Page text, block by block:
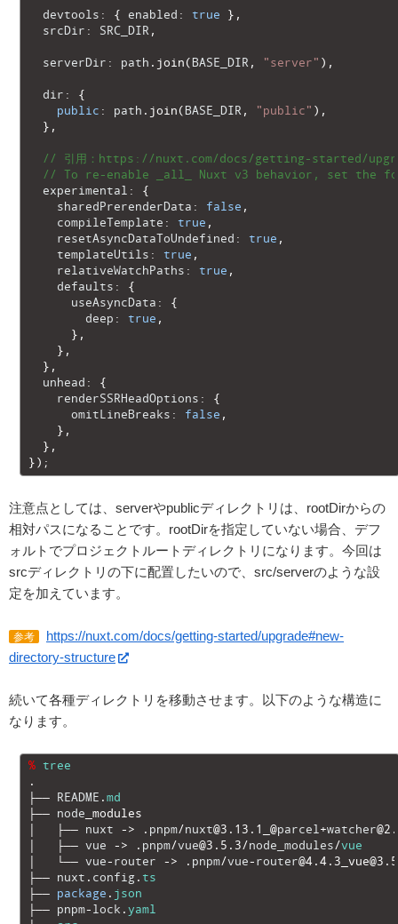
devtools : { enabled : true } ,
srcDir : SRC_DIR ,
serverDir : path . join ( BASE_DIR , "server" ) ,
dir :
{
public : path . join ( BASE_DIR , "public" ) ,
} ,
// 引用：https://nuxt.com/docs/getting-started/
// To re-enable _all_ Nuxt v3 behavior, set the
experimental :
{
sharedPrerenderData : false ,
compileTemplate : true ,
resetAsyncDataToUndefined : true ,
templateUtils : true ,
relativeWatchPaths : true ,
defaults :
{
useAsyncData :
{
deep : true ,
} ,
} ,
} ,
unhead :
{
renderSSRHeadOptions :
{
omitLineBreaks : false ,
} ,
} ,
} ) ;
注意点としては、serverやpublicディレクトリは、rootDirからの
相対パスになることです。rootDirを指定していない場合、デフ
ォルトでプロジェクトルートディレクトリになります。今回は
srcディレクトリの下に配置したいので、src/serverのような設
定を加えています。
参考
https://nuxt.com/docs/getting-started/upgrade#new-
directory-structure
続いて各種ディレクトリを移動させます。以下のような構造に
なります。
%
tree
.
├──
README . md
├──
node modules
├── nuxt -> . pnpm/nuxt@3.13.1_ @parcel+watcher@
├── vue -> . pnpm/vue@3.5.3/node_modules/vue
└── vue- router -> . pnpm/vue- router@4.4.3_vue@
├──
nuxt . config. ts
├──
package . json
├──
pnpm- lock . yaml